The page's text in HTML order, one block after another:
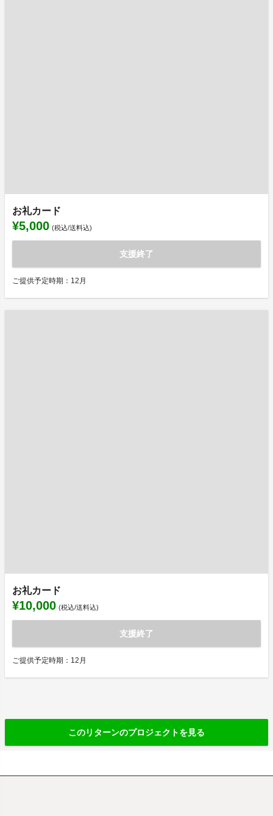
お礼カード
¥5,000 (税込/送料込)
支援終了
ご提供予定時期：12月
お礼カード
¥10,000 (税込/送料込)
支援終了
ご提供予定時期：12月
このリターンのプロジェクトを見る